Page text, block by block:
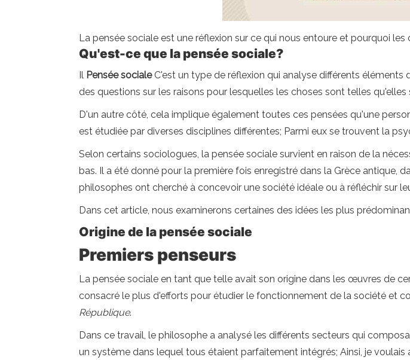
La pensée sociale est une réflexion sur ce qui nous entoure et pourquoi
Qu'est-ce que la pensée sociale?
Il Pensée socialeC'est un type de réflexion qui analyse différents éléments
des questions sur les raisons pour lesquelles les choses sont telles
D'un autre côté, cela implique également toutes ces pensées qu'une
est étudiée par diverses disciplines différentes; Parmi eux se trouvent la
Selon certains sociologues, la pensée sociale survient en raison de la
bas. Il a été donné pour la première fois enregistré dans la Grèce antique,
philosophes ont cherché à concevoir une société idéale ou à réfléchir sur
Dans cet article, nous examinerons certaines des idées les plus
Origine de la pensée sociale
Premiers penseurs
La pensée sociale en tant que telle avait son origine dans les œuvres de
consacré le plus d'efforts pour étudier le fonctionnement de la société et
République.
Dans ce travail, le philosophe a analysé les différents secteurs qui
un système dans lequel tous étaient parfaitement intégrés; Ainsi, je